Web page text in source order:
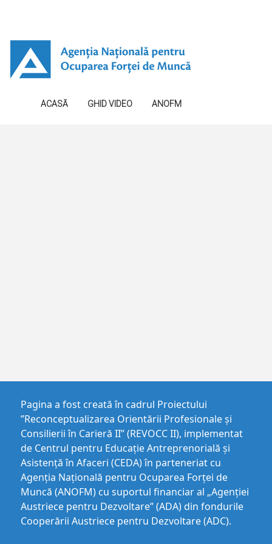
ACASĂ GHID VIDEO ANOFM
Pagina a fost creată în cadrul Proiectului
”Reconceptualizarea Orientării Profesionale și
Consilierii în Carieră II” (REVOCC II), implementat
de Centrul pentru Educaţie Antreprenorială şi
Asistenţă în Afaceri (CEDA) în parteneriat cu
Agenția Națională pentru Ocuparea Forței de
Muncă (ANOFM) cu suportul financiar al „Agenției
Austriece pentru Dezvoltare” (ADA) din fondurile
Cooperării Austriece pentru Dezvoltare (ADC).